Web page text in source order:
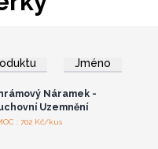
Jméno
zaregistrujte pro
velkoobchodní ceny
Náramek -
Uzemnění
: 702 Kč/kus
Přihlaste se nebo se